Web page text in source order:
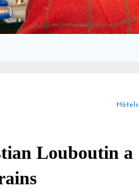
Hôtels
Louboutin a